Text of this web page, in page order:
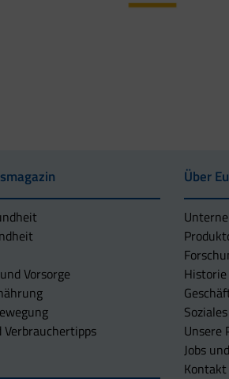
Vorsorge
Über
Historie
Unsere
Jobs
Kontakt